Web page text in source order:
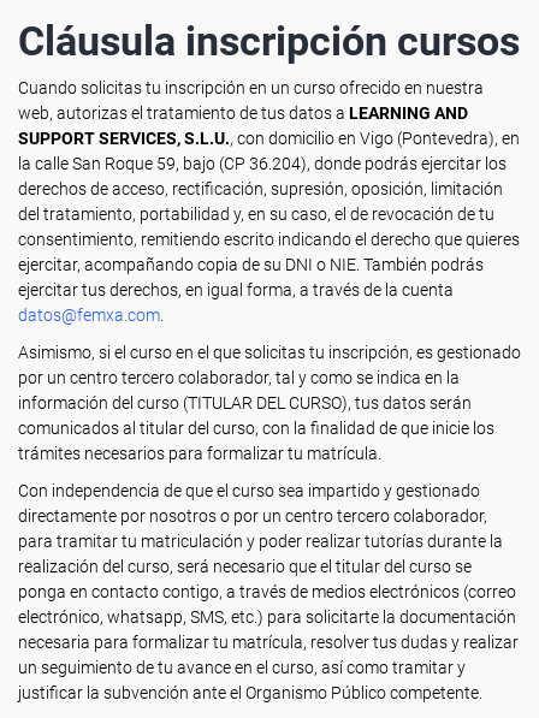
Cláusula inscripción cursos
Cuando solicitas tu inscripción en un curso ofrecido en nuestra
web, autorizas el tratamiento de tus datos a LEARNING AND
SUPPORT SERVICES, S.L.U., con domicilio en Vigo (Pontevedra), en
la calle San Roque 59, bajo (CP 36.204), donde podrás ejercitar los
derechos de acceso, rectificación, supresión, oposición, limitación
del tratamiento, portabilidad y, en su caso, el de revocación de tu
consentimiento, remitiendo escrito indicando el derecho que quieres
ejercitar, acompañando copia de su DNI o NIE. También podrás
ejercitar tus derechos, en igual forma, a través de la cuenta
datos@femxa.com
Asimismo, si el curso en el que solicitas tu inscripción, es gestionado
por un centro tercero colaborador, tal y como se indica en la
información del curso (TITULAR DEL CURSO), tus datos serán
comunicados al titular del curso, con la finalidad de que inicie los
trámites necesarios para formalizar tu matrícula.
Con independencia de que el curso sea impartido y gestionado
directamente por nosotros o por un centro tercero colaborador,
para tramitar tu matriculación y poder realizar tutorías durante la
realización del curso, será necesario que el titular del curso se
ponga en contacto contigo, a través de medios electrónicos (correo
electrónico, whatsapp, SMS, etc.) para solicitarte la documentación
necesaria para formalizar tu matrícula, resolver tus dudas y realizar
un seguimiento de tu avance en el curso, así como tramitar y
justificar la subvención ante el Organismo Público competente.